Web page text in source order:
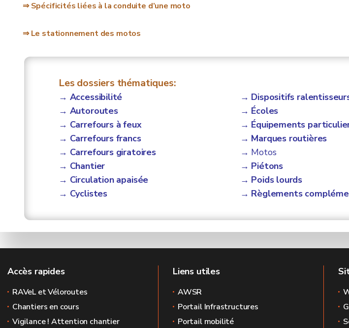
⇒ Spécificités liées à la conduite d’une moto
⇒ Le stationnement des motos
Les dossiers thématiques:
→ Accessibilité
→ Autoroutes
→ Carrefours à feux
→ Carrefours francs
→ Carrefours giratoires
→ Chantier
→ Circulation apaisée
→ Cyclistes
→ Dispositifs
→ Écoles
→ Équipements
→ Marques routières
→ Motos
→ Piétons
→ Poids lourds
→ Règlements
Accès rapides
RAVeL et Véloroutes
Chantiers en cours
Vigilance ! Attention chantier
Liens utiles
AWSR
Portail Infrastructures
Portail mobilité